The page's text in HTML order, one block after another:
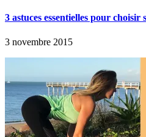
3 astuces essentielles pour choisir
3 novembre 2015